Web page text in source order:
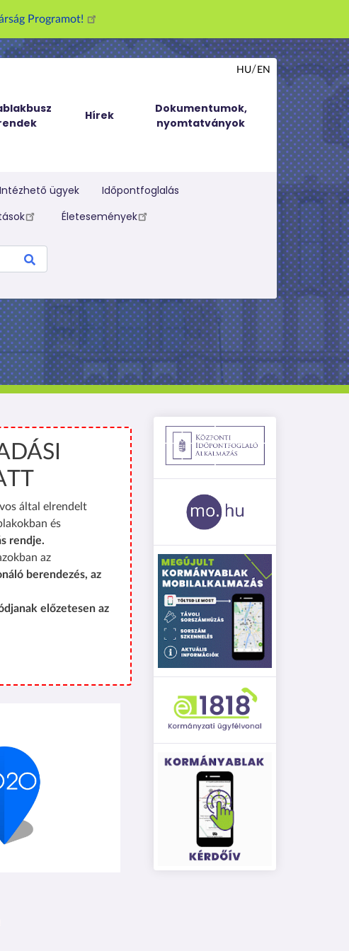
Programot!
Hírek
Dokumentumok,
nyomtatványok
HU EN
Intézhető ügyek
Időpontfoglalás
Életesemények
által elrendelt
és
rendje.
az
berendezés, az
előzetesen az